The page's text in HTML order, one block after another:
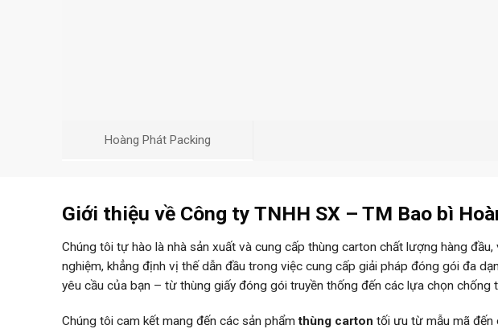
Hoàng Phát Packing
Giới thiệu về Công ty TNHH SX – TM Bao bì
Chúng tôi tự hào là nhà sản xuất và cung cấp thùng carton chất lượng hàng đầu,
nghiệm, khẳng định vị thế dẫn đầu trong việc cung cấp giải pháp đóng gói đa
yêu cầu của bạn – từ thùng giấy đóng gói truyền thống đến các lựa chọn chống
Chúng tôi cam kết mang đến các sản phẩmthùng carton tối ưu từ mẫu mã đến